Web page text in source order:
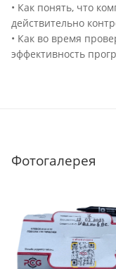
• Как понять, что
действительно
• Как во время
эффективность
Фотогалерея